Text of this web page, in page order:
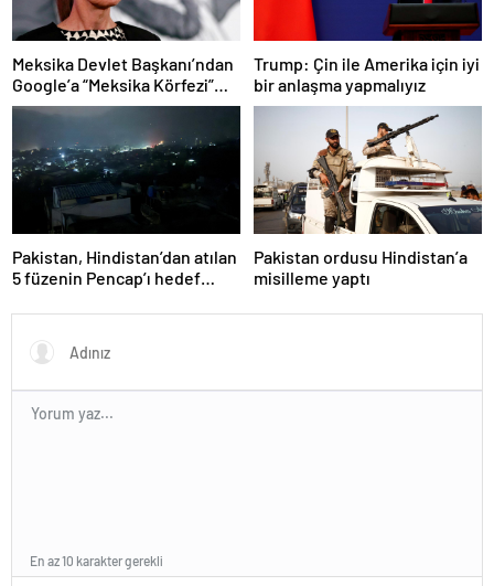
Meksika Devlet Başkanı’ndan
Google’a “Meksika Körfezi”
davası
Trump: Çin ile Amerika için iyi
bir anlaşma yapmalıyız
Pakistan, Hindistan’dan atılan
5 füzenin Pencap’ı hedef
Pakistan ordusu Hindistan’a
misilleme yaptı
En az 10 karakter gerekli